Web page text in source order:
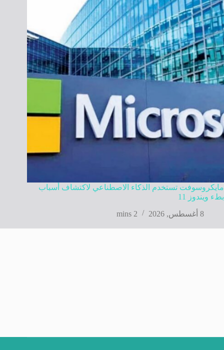
مايكروسوفت تستخدم الذكاء الاصطناعي لاكتشاف أسباب
بطء ويندوز 11
8 أغسطس, 2026
2 mins